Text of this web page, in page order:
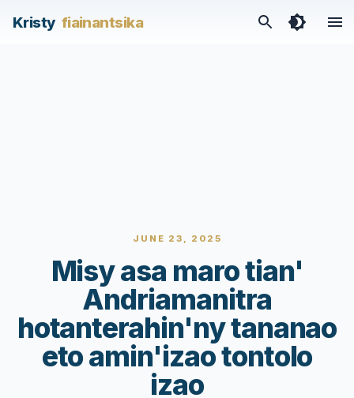
Kristy fiainantsika
JUNE 23, 2025
Misy asa maro tian'
Andriamanitra
hotanterahin'ny tananao
eto amin'izao tontolo
izao